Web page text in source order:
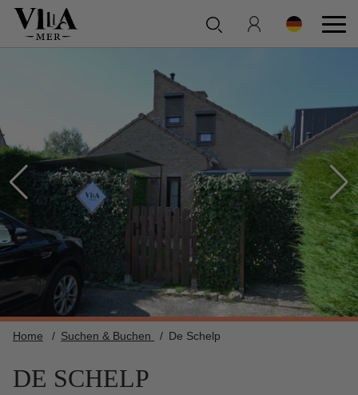
Home Suchen & Buchen De Schelp
DE SCHELP